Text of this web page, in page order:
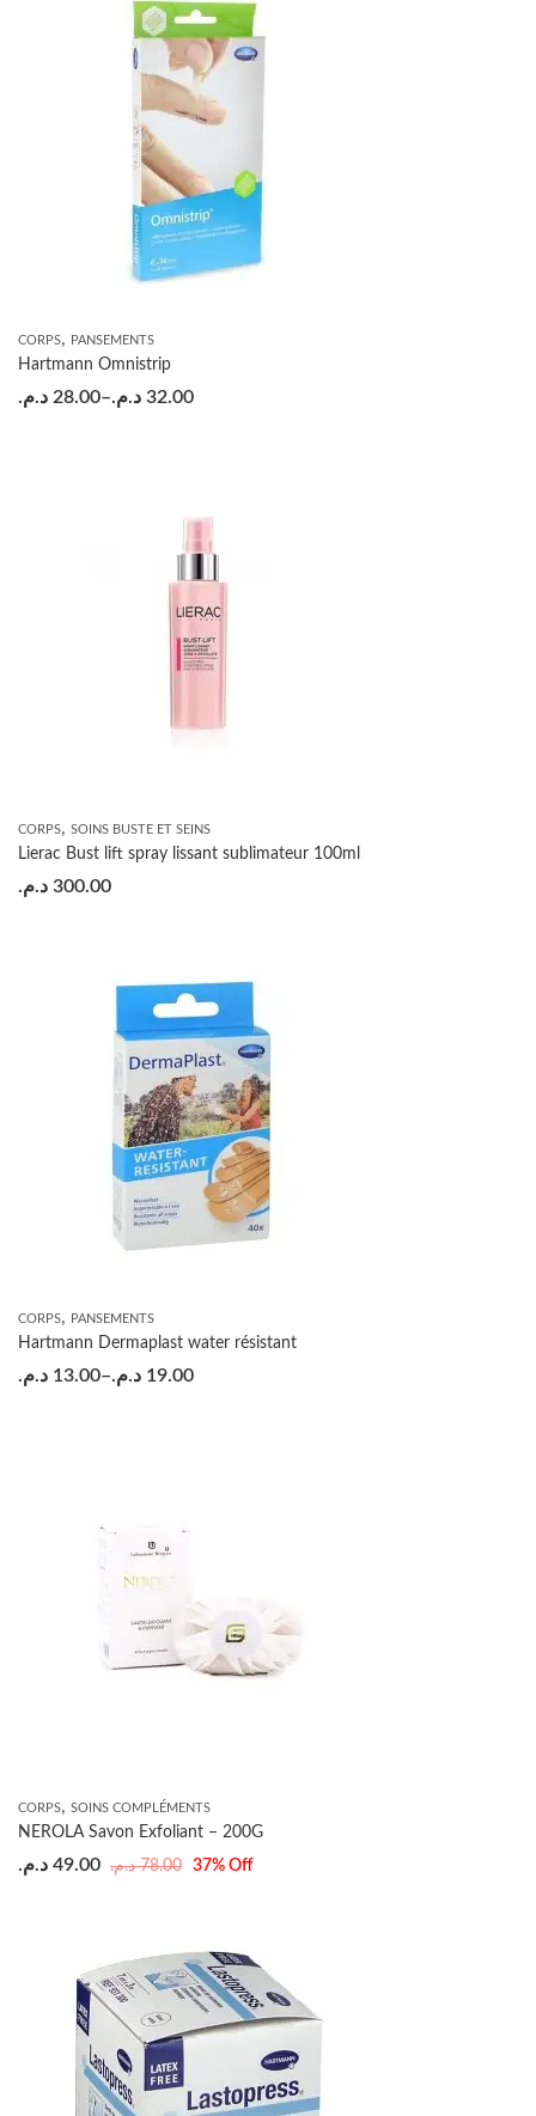
CORPS, PANSEMENTS
Hartmann Omnistrip
28.00 د.م. – 32.00 د.م.
CORPS, SOINS BUSTE ET SEINS
Lierac Bust lift spray lissant sublimateur 100ml
300.00 د.م.
CORPS, PANSEMENTS
Hartmann Dermaplast water résistant
13.00 د.م. – 19.00 د.م.
CORPS, SOINS COMPLÉMENTS
NEROLA Savon Exfoliant – 200G
78.00 د.م. 49.00 د.م. 37% Off